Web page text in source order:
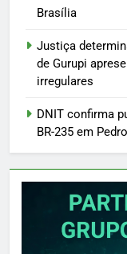
Brasília
Justiça
de Gurupi
irregulares
DNIT confirma
BR-235 em